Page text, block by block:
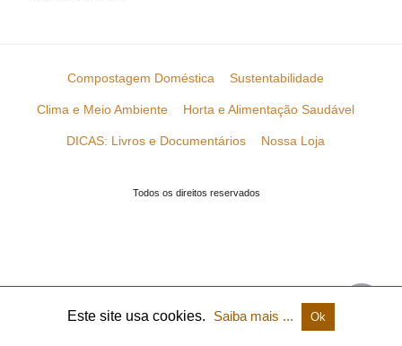
Compostagem Doméstica Sustentabilidade
Clima e Meio Ambiente Horta e Alimentação Saudável
DICAS: Livros e Documentários Nossa Loja
Todos os direitos reservados
Este site usa cookies. Saiba mais ... Ok